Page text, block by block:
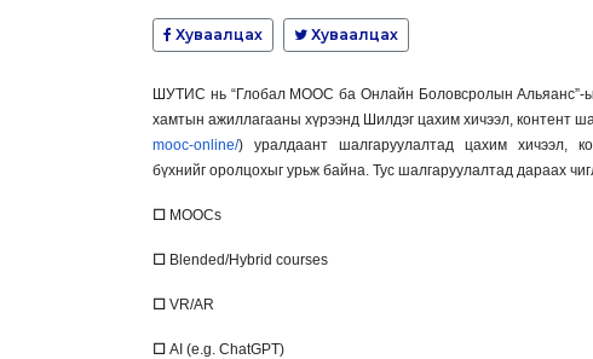
Хуваалцах Хуваалцах
ШУТИС нь “Глобал MOOC ба Онлайн Боловсролын Альяанс”-
хамтын ажиллагааны хүрээнд Шилдэг цахим хичээл, контент
mooc-online/) уралдаант шалгаруулалтад цахим хичээл,
бүхнийг оролцохыг урьж байна. Тус шалгаруулалтад дараах
☐ MOOCs
☐ Blended/Hybrid courses
☐ VR/AR
☐ AI (e.g. ChatGPT)